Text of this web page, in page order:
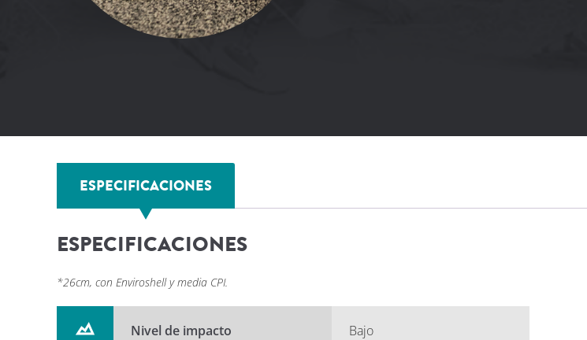
ESPECIFICACIONES
ESPECIFICACIONES
*26cm, con Enviroshell y media CPI.
Nivel de impacto Bajo